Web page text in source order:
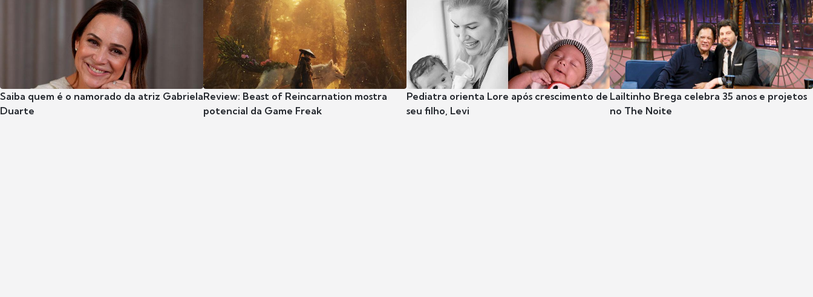
Saiba quem é o namorado da atriz Gabriela
Duarte
Review: Beast of Reincarnation mostra
potencial da Game Freak
Pediatra orienta Lore após crescimento de
seu filho, Levi
Lailtinho Brega celebra 35 anos e projetos
no The Noite